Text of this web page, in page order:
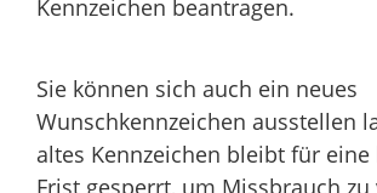
Kennzeichen beantragen.
Sie können sich auch ein neues
Wunschkennzeichen ausstellen
altes Kennzeichen bleibt für
Frist gesperrt, um Missbrauch